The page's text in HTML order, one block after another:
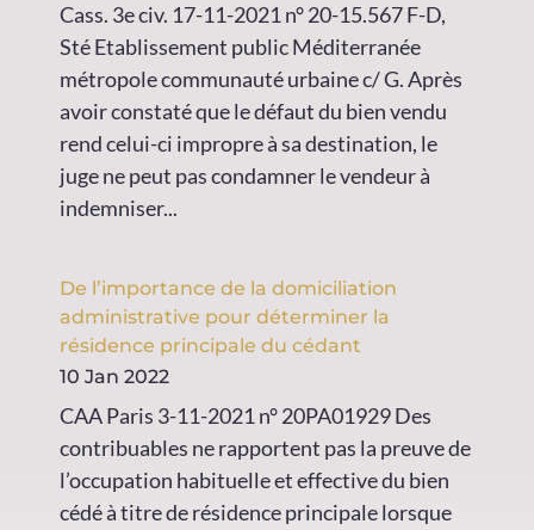
Cass. 3e civ. 17-11-2021 n° 20-15.567 F-D,
Sté Etablissement public Méditerranée
métropole communauté urbaine c/ G. Après
avoir constaté que le défaut du bien vendu
rend celui-ci impropre à sa destination, le
juge ne peut pas condamner le vendeur à
indemniser...
De l’importance de la domiciliation
administrative pour déterminer la
résidence principale du cédant
10 Jan 2022
CAA Paris 3-11-2021 n° 20PA01929 Des
contribuables ne rapportent pas la preuve de
l’occupation habituelle et effective du bien
cédé à titre de résidence principale lorsque